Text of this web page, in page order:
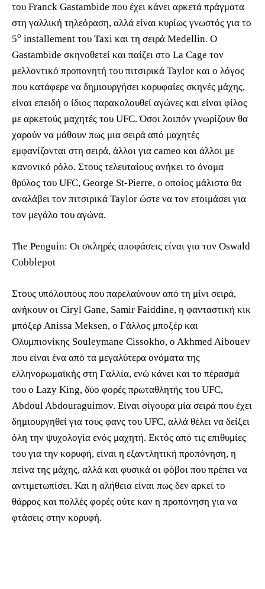
του Franck Gastambide που έχει κάνει αρκετά πράγματα
στη γαλλική τηλεόραση, αλλά είναι κυρίως γνωστός για το
5ο installement του Taxi και τη σειρά Medellin. O
Gastambide σκηνοθετεί και παίζει στο La Cage τον
μελλοντικό προπονητή του πιτσιρικά Taylor και ο λόγος
που κατάφερε να δημιουργήσει κορυφαίες σκηνές μάχης,
είναι επειδή o ίδιος παρακολουθεί αγώνες και είναι φίλος
με αρκετούς μαχητές του UFC. Όσοι λοιπόν γνωρίζουν θα
χαρούν να μάθουν πως μια σειρά από μαχητές
εμφανίζονται στη σειρά, άλλοι για cameo και άλλοι με
κανονικό ρόλο. Στους τελευταίους ανήκει το όνομα
θρύλος του UFC, George St-Pierre, ο οποίος μάλιστα θα
αναλάβει τον πιτσιρικά Taylor ώστε να τον ετοιμάσει για
τον μεγάλο του αγώνα.
The Penguin: Οι σκληρές αποφάσεις είναι για τον Oswald
Cobblepot
Στους υπόλοιπους που παρελαύνουν από τη μίνι σειρά,
ανήκουν οι Ciryl Gane, Samir Faiddine, η φανταστική κικ
μπόξερ Anissa Meksen, o Γάλλος μποξέρ και
Ολυμπιονίκης Souleymane Cissokho, o Akhmed Aibouev
που είναι ένα από τα μεγαλύτερα ονόματα της
ελληνορωμαϊκής στη Γαλλία, ενώ κάνει και το πέρασμά
του ο Lazy King, δύο φορές πρωταθλητής του UFC,
Abdoul Abdouraguimov. Είναι σίγουρα μία σειρά που έχει
δημιουργηθεί για τους φανς του UFC, αλλά θέλει να δείξει
όλη την ψυχολογία ενός μαχητή. Εκτός από τις επιθυμίες
του για την κορυφή, είναι η εξαντλητική προπόνηση, η
πείνα της μάχης, αλλά και φυσικά οι φόβοι που πρέπει να
αντιμετωπίσει. Και η αλήθεια είναι πως δεν αρκεί το
θάρρος και πολλές φορές ούτε καν η προπόνηση για να
φτάσεις στην κορυφή.